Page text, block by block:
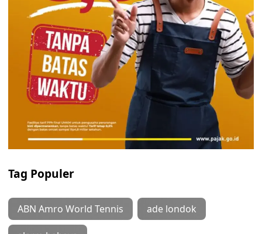
Tag Populer
ABN Amro World Tennis ade londok